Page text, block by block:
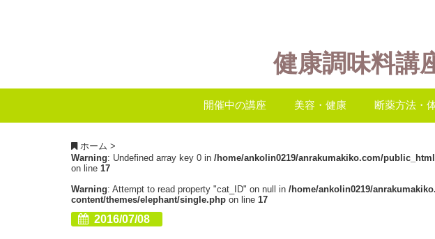
健康調味料
開催中の講座 美容・健康 断薬方法・
ホーム >
Warning: Undefined array key 0 in /home/ankolin0219/anrakumakiko.com/
on line 17
Warning: Attempt to read property "cat_ID" on null in /home/ankolin0219/
content/themes/elephant/single.php on line 17
2016/07/08